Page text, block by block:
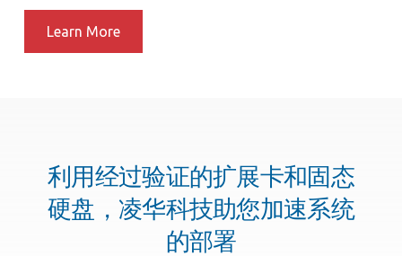
Learn More
利用经过验证的扩展卡和固态
硬盘，凌华科技助您加速系统
的部署